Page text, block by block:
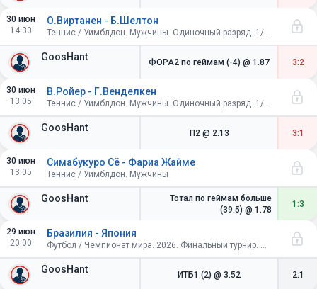
30 июн
14:30
GoosHant
О.Виртанен - Б.Шелтон
Теннис / Уимблдон. Мужчины. Одиночный разряд. 1/64 финала
ФОРА2 по геймам (-4) @ 1.87 3:2
30 июн
13:05
GoosHant
В.Ройер - Г.Венделкен
Теннис / Уимблдон. Мужчины. Одиночный разряд. 1/64 финала
П2 @ 2.13 3:1
30 июн
13:05
GoosHant
Симабукуро Сё - Фариа Жайме
Теннис / Уимблдон. Мужчины
Тотал по геймам больше
(39.5) @ 1.78
1:3
29 июн
20:00
GoosHant
Бразилия - Япония
Футбол / Чемпионат мира. 2026. Финальный турнир. США, Канада, Мексика. Плей-офф. 1/16 финала
ИТБ1 (2) @ 3.52 2:1